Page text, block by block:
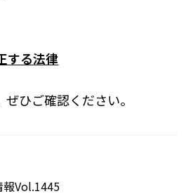
する法律
ひご確認ください。
Vol.1445